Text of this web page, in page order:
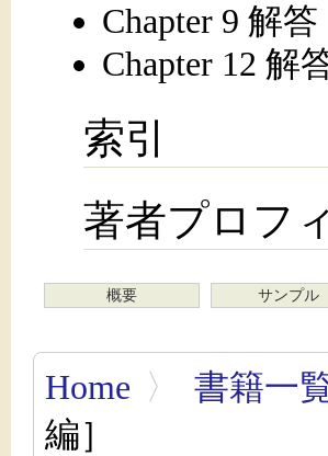
Chapter 9 解答
Chapter 12 解
索引
著者プロフ
概要 サンプル
Home 〉 書籍一
編］